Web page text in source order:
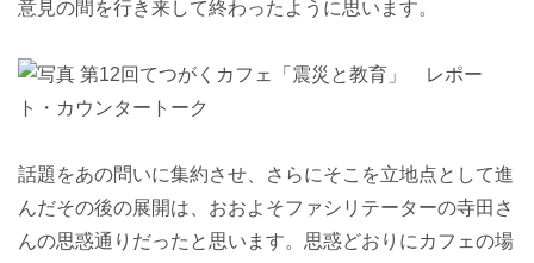
意見の間を行き来して終わったように思います。
話題をあの問いに集約させ、さらにそこを立地点として進
んだその後の展開は、おおよそファシリテーターの寺田さ
んの思惑通りだったと思います。思惑どおりにカフェの場